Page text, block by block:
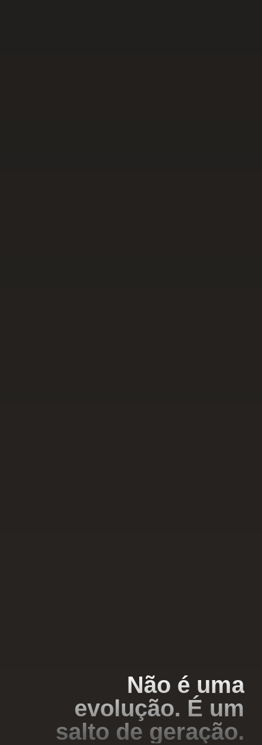
Não é uma
evolução. É um
salto de geração.